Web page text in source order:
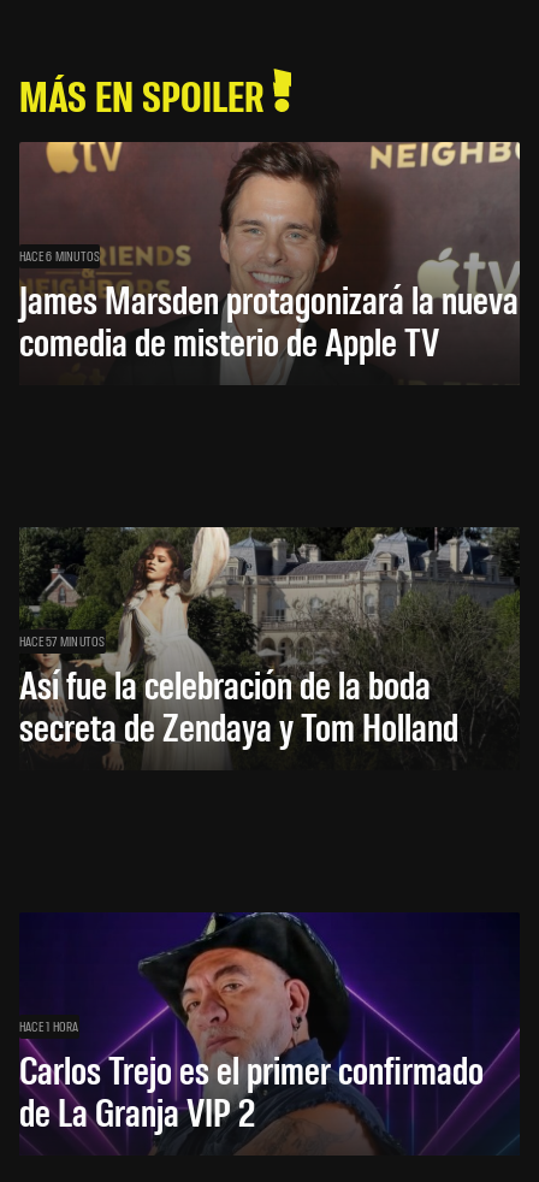
MÁS EN SPOILER
HACE 6 MINUTOS
James Marsden protagonizará la nueva
comedia de misterio de Apple TV
HACE 57 MINUTOS
Así fue la celebración de la boda
secreta de Zendaya y Tom Holland
HACE 1 HORA
Carlos Trejo es el primer confirmado
de La Granja VIP 2